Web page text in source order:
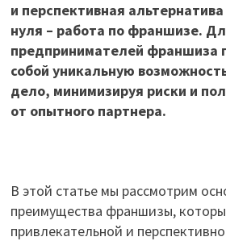
и перспективная
нуля – работа по франшизе.
предпринимателей франшиза
собой уникальную
дело, минимизируя риски и
от опытного партнера.
В этой статье мы рассмотрим
преимущества франшизы,
привлекательной и